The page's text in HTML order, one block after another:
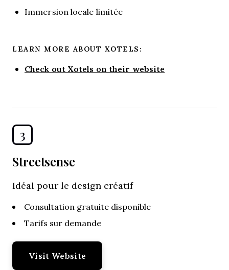
Immersion locale limitée
LEARN MORE ABOUT XOTELS:
Check out Xotels on their website
3
Streetsense
Idéal pour le design créatif
Consultation gratuite disponible
Tarifs sur demande
Visit Website